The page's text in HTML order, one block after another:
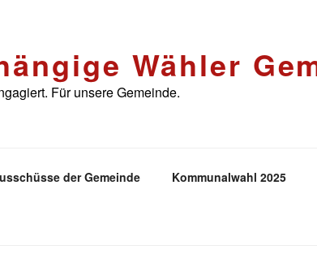
Wähler
Für unsere Gemeinde.
der Gemeinde Kommunalwahl 2025